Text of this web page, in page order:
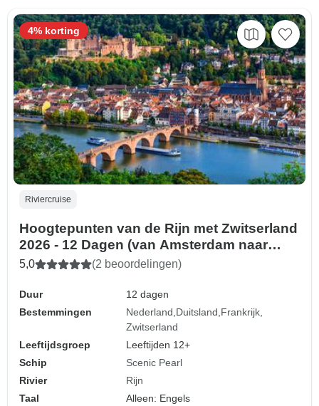
Riviercruise
Hoogtepunten van de Rijn met Zwitserland
2026 - 12 Dagen (van Amsterdam naar
Zurich)
5,0 (2 beoordelingen)
Duur
12 dagen
Bestemmingen
Nederland Duitsland Frankrijk
Zwitserland
Leeftijdsgroep
Leeftijden 12+
Schip
Scenic Pearl
Rivier
Rijn
Taal
Alleen: Engels
4% korting